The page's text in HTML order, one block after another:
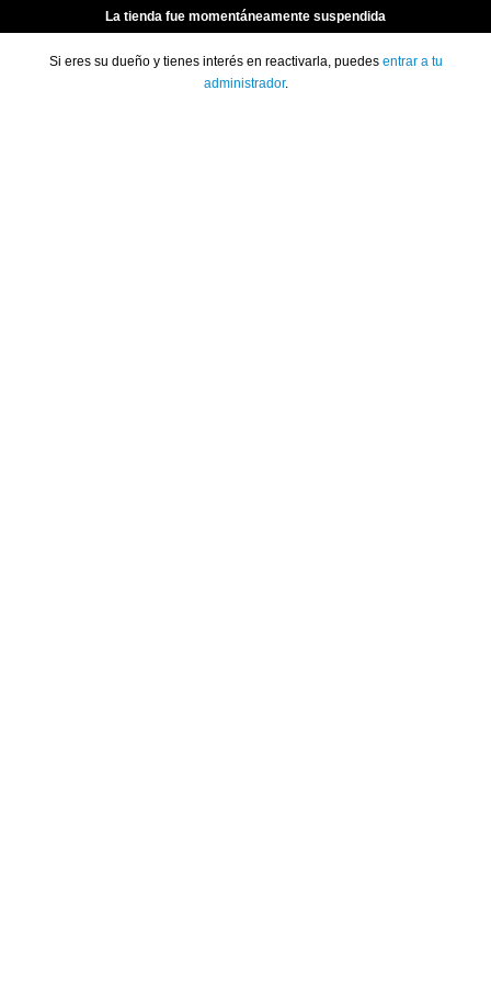
La tienda fue momentáneamente suspendida
Si eres su dueño y tienes interés en reactivarla, puedes entrar a tu
administrador.